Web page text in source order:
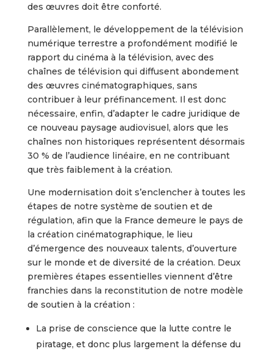
des œuvres doit être conforté.
Parallèlement, le développement de la télévision
numérique terrestre a profondément modifié le
rapport du cinéma à la télévision, avec des
chaînes de télévision qui diffusent abondement
des œuvres cinématographiques, sans
contribuer à leur préfinancement. Il est donc
nécessaire, enfin, d’adapter le cadre juridique de
ce nouveau paysage audiovisuel, alors que les
chaînes non historiques représentent désormais
30 % de l’audience linéaire, en ne contribuant
que très faiblement à la création.
Une modernisation doit s’enclencher à toutes les
étapes de notre système de soutien et de
régulation, afin que la France demeure le pays de
la création cinématographique, le lieu
d’émergence des nouveaux talents, d’ouverture
sur le monde et de diversité de la création. Deux
premières étapes essentielles viennent d’être
franchies dans la reconstitution de notre modèle
de soutien à la création :
La prise de conscience que la lutte contre le
piratage, et donc plus largement la défense du